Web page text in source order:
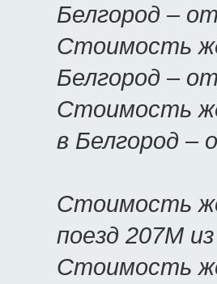
Белгород – от
Стоимость
Белгород –
Стоимость
в Белгород –
Стоимость
поезд 207М
Стоимость